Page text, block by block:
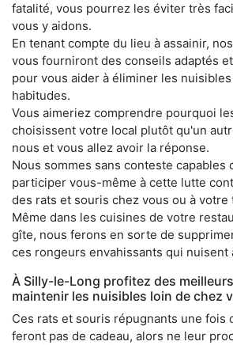
fatalité, vous pourrez les éviter très
vous y aidons.
En tenant compte du lieu à assainir,
vous fourniront des conseils adaptés
pour vous aider à éliminer les
habitudes.
Vous aimeriez comprendre pourquoi
choisissent votre local plutôt qu'un
nous et vous allez avoir la réponse.
Nous sommes sans conteste capables
participer vous-même à cette lutte
des rats et souris chez vous ou à votre
Même dans les cuisines de votre
gîte, nous ferons en sorte de
ces rongeurs envahissants qui nuisent
À Silly-le-Long profitez des
maintenir les nuisibles loin de chez
Ces rats et souris répugnants une fois
feront pas de cadeau, alors ne leur